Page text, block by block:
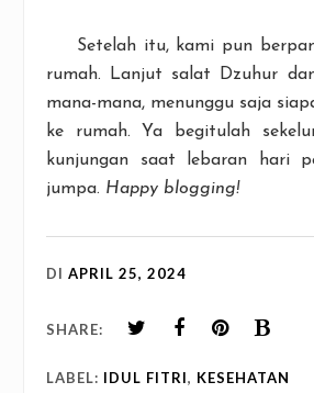
Setelah itu, kami pun
rumah. Lanjut salat Dzuhur
mana-mana, menunggu saja
ke rumah. Ya begitulah
kunjungan saat lebaran hari
jumpa. Happy blogging!
DI APRIL 25, 2024
SHARE:
LABEL: IDUL FITRI, KESEHATAN